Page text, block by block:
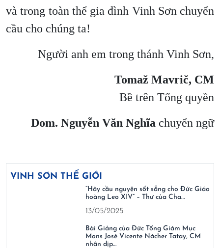
và trong toàn thể gia đình Vinh Sơn chuyển
cầu cho chúng ta!
Người anh em trong thánh Vinh Sơn,
Tomaž Mavrič, CM
Bề trên Tổng quyền
Dom. Nguyễn Văn Nghĩa chuyển ngữ
VINH SƠN THẾ GIỚI
“Hãy cầu nguyện sốt sắng cho Đức Giáo
hoàng Leo XIV” – Thư của Cha…
13/05/2025
Bài Giảng của Đức Tổng Giám Mục
Mons José Vicente Nácher Tatay, CM
nhân dịp…